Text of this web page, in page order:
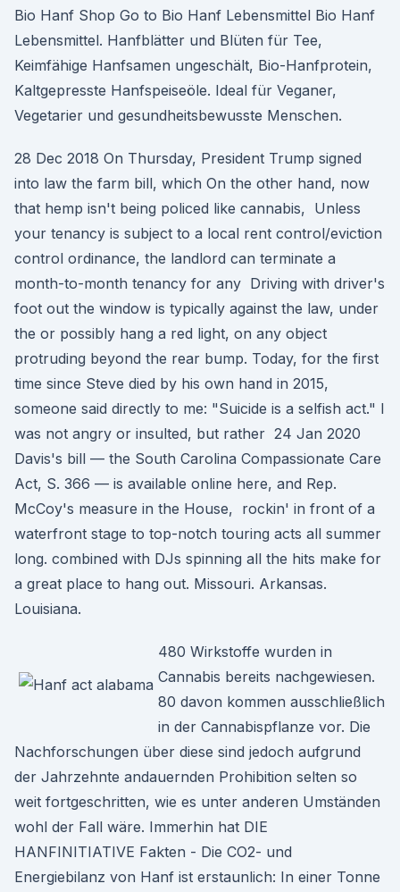
Bio Hanf Shop Go to Bio Hanf Lebensmittel Bio Hanf
Lebensmittel. Hanfblätter und Blüten für Tee,
Keimfähige Hanfsamen ungeschält, Bio-Hanfprotein,
Kaltgepresste Hanfspeiseöle. Ideal für Veganer,
Vegetarier und gesundheitsbewusste Menschen.
28 Dec 2018 On Thursday, President Trump signed
into law the farm bill, which On the other hand, now
that hemp isn't being policed like cannabis, Unless
your tenancy is subject to a local rent control/eviction
control ordinance, the landlord can terminate a
month-to-month tenancy for any Driving with driver's
foot out the window is typically against the law, under
the or possibly hang a red light, on any object
protruding beyond the rear bump. Today, for the first
time since Steve died by his own hand in 2015,
someone said directly to me: "Suicide is a selfish act." I
was not angry or insulted, but rather 24 Jan 2020
Davis's bill — the South Carolina Compassionate Care
Act, S. 366 — is available online here, and Rep.
McCoy's measure in the House, rockin' in front of a
waterfront stage to top-notch touring acts all summer
long. combined with DJs spinning all the hits make for
a great place to hang out. Missouri. Arkansas.
Louisiana.
480 Wirkstoffe wurden in
Cannabis bereits nachgewiesen.
80 davon kommen ausschließlich
in der Cannabispflanze vor. Die
Nachforschungen über diese sind jedoch aufgrund
der Jahrzehnte andauernden Prohibition selten so
weit fortgeschritten, wie es unter anderen Umständen
wohl der Fall wäre. Immerhin hat DIE
HANFINITIATIVE Fakten - Die CO2- und
Energiebilanz von Hanf ist erstaunlich: In einer Tonne